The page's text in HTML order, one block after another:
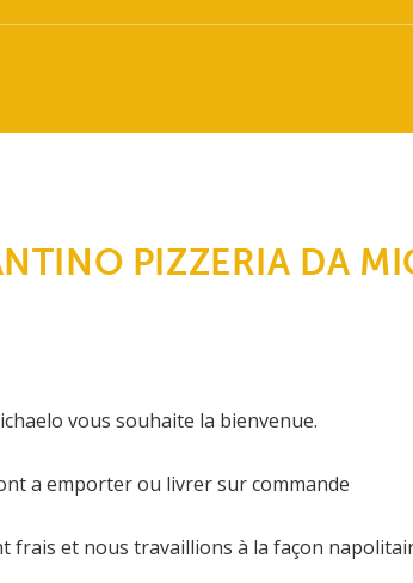
PIZZERIA DA
vous souhaite la bienvenue.
a emporter ou livrer sur commande
frais et nous travaillions à la façon